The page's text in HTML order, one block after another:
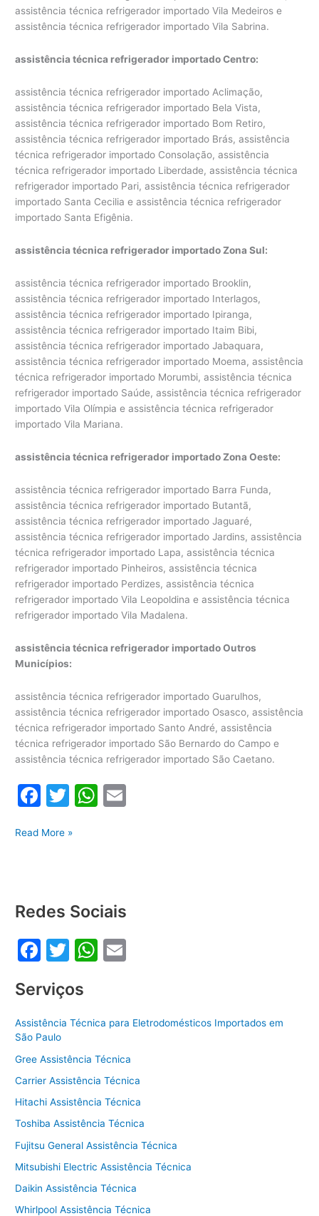
assistência técnica refrigerador importado Vila Medeiros e
assistência técnica refrigerador importado Vila Sabrina.
assistência técnica refrigerador importado Centro:
assistência técnica refrigerador importado Aclimação,
assistência técnica refrigerador importado Bela Vista,
assistência técnica refrigerador importado Bom Retiro,
assistência técnica refrigerador importado Brás, assistência
técnica refrigerador importado Consolação, assistência
técnica refrigerador importado Liberdade, assistência técnica
refrigerador importado Pari, assistência técnica refrigerador
importado Santa Cecilia e assistência técnica refrigerador
importado Santa Efigênia.
assistência técnica refrigerador importado Zona Sul:
assistência técnica refrigerador importado Brooklin,
assistência técnica refrigerador importado Interlagos,
assistência técnica refrigerador importado Ipiranga,
assistência técnica refrigerador importado Itaim Bibi,
assistência técnica refrigerador importado Jabaquara,
assistência técnica refrigerador importado Moema, assistência
técnica refrigerador importado Morumbi, assistência técnica
refrigerador importado Saúde, assistência técnica refrigerador
importado Vila Olímpia e assistência técnica refrigerador
importado Vila Mariana.
assistência técnica refrigerador importado Zona Oeste:
assistência técnica refrigerador importado Barra Funda,
assistência técnica refrigerador importado Butantã,
assistência técnica refrigerador importado Jaguaré,
assistência técnica refrigerador importado Jardins, assistência
técnica refrigerador importado Lapa, assistência técnica
refrigerador importado Pinheiros, assistência técnica
refrigerador importado Perdizes, assistência técnica
refrigerador importado Vila Leopoldina e assistência técnica
refrigerador importado Vila Madalena.
assistência técnica refrigerador importado Outros
Municípios:
assistência técnica refrigerador importado Guarulhos,
assistência técnica refrigerador importado Osasco, assistência
técnica refrigerador importado Santo André, assistência
técnica refrigerador importado São Bernardo do Campo e
assistência técnica refrigerador importado São Caetano.
F
c
o
o
k
T
itt
W
p
p
Assistência
Read More »
Redes Sociais
F
c
e
b
o
o
k
T
itt
er
W
s
p
p
l
Serviços
Assistência Técnica para Eletrodomésticos Importados em
São Paulo
Gree Assistência Técnica
Carrier Assistência Técnica
Hitachi Assistência Técnica
Toshiba Assistência Técnica
Fujitsu General Assistência Técnica
Mitsubishi Electric Assistência Técnica
Daikin Assistência Técnica
Whirlpool Assistência Técnica